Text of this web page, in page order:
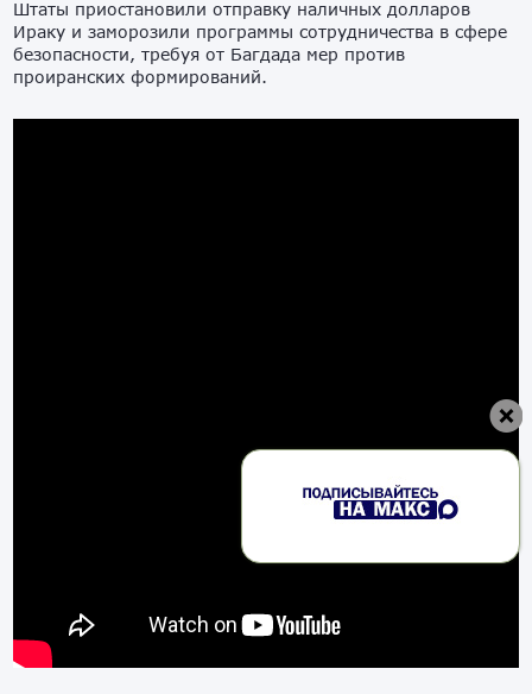
Штаты приостановили отправку наличных долларов
Ираку и заморозили программы сотрудничества в сфере
безопасности, требуя от Багдада мер против
проиранских формирований.